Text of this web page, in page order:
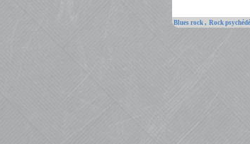
Blues rock,Rock